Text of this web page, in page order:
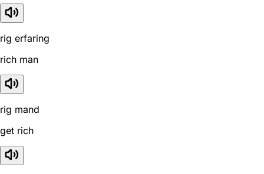
rig erfaring
rich man
rig mand
get rich